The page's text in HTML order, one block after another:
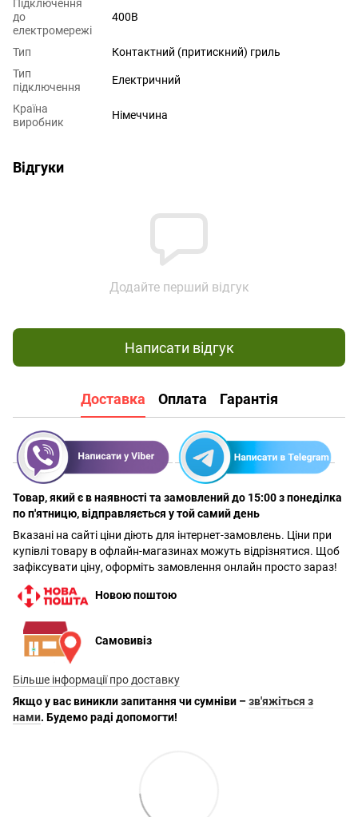
Підключення
до
електромережі
400В
Тип
Контактний (притискний) гриль
Тип
підключення
Електричний
Країна
виробник
Німеччина
Відгуки
Додайте перший відгук
Написати відгук
Доставка Оплата Гарантія
Товар, який є в наявності та замовлений до 15:00 з понеділка
по п'ятницю, відправляється у той самий день
Вказані на сайті ціни діють для інтернет-замовлень. Ціни при
купівлі товару в офлайн-магазинах можуть відрізнятися. Щоб
зафіксувати ціну, оформіть замовлення онлайн просто зараз!
Новою поштою
Самовивіз
Більше інформації про доставку
Якщо у вас виникли запитання чи сумніви –зв'яжіться з
нами. Будемо раді допомогти!